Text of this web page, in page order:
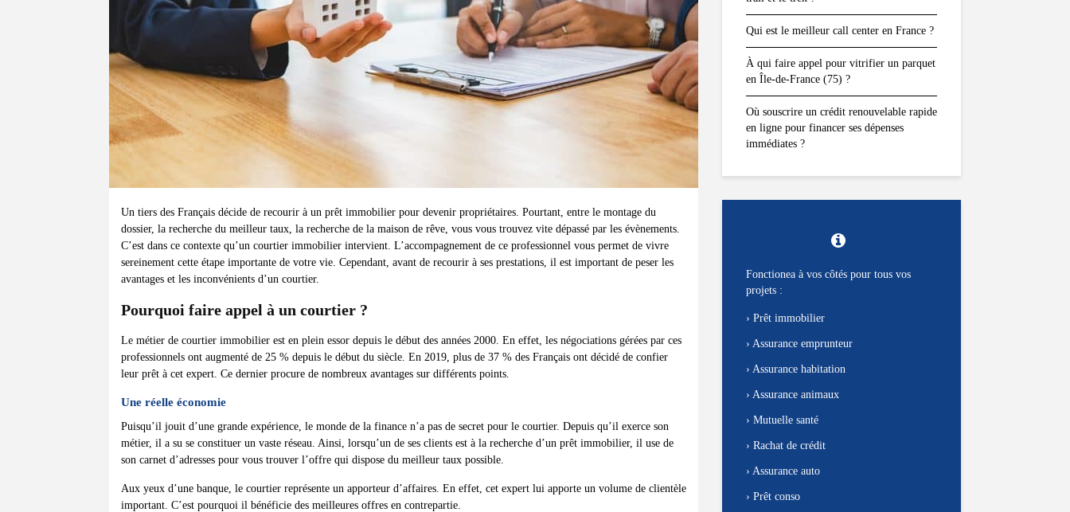
Un tiers des Français décide de recourir à un prêt immobilier pour devenir propriétaires. Pourtant, entre le montage du
dossier, la recherche du meilleur taux, la recherche de la maison de rêve, vous vous trouvez vite dépassé par les évènements.
C’est dans ce contexte qu’un courtier immobilier intervient. L’accompagnement de ce professionnel vous permet de vivre
sereinement cette étape importante de votre vie. Cependant, avant de recourir à ses prestations, il est important de peser les
avantages et les inconvénients d’un courtier.
Pourquoi faire appel à un courtier ?
Le métier de courtier immobilier est en plein essor depuis le début des années 2000. En effet, les négociations gérées par ces
professionnels ont augmenté de 25 % depuis le début du siècle. En 2019, plus de 37 % des Français ont décidé de confier
leur prêt à cet expert. Ce dernier procure de nombreux avantages sur différents points.
Une réelle économie
Puisqu’il jouit d’une grande expérience, le monde de la finance n’a pas de secret pour le courtier. Depuis qu’il exerce son
métier, il a su se constituer un vaste réseau. Ainsi, lorsqu’un de ses clients est à la recherche d’un prêt immobilier, il use de
son carnet d’adresses pour vous trouver l’offre qui dispose du meilleur taux possible.
Aux yeux d’une banque, le courtier représente un apporteur d’affaires. En effet, cet expert lui apporte un volume de clientèle
important. C’est pourquoi il bénéficie des meilleures offres en contrepartie.
Qui est le meilleur call center en France ?
À qui faire appel pour vitrifier un parquet
en Île-de-France (75) ?
Où souscrire un crédit renouvelable rapide
en ligne pour financer ses dépenses
immédiates ?
Fonctionea à vos côtés pour tous vos
projets :
› Prêt immobilier
› Assurance emprunteur
› Assurance habitation
› Assurance animaux
› Mutuelle santé
› Rachat de crédit
› Assurance auto
› Prêt conso